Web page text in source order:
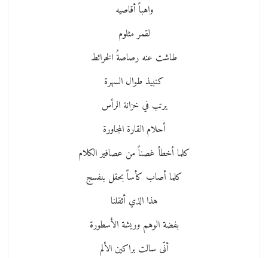
واهباً أقاصيه
لقمر مثلوم
طاشت عنه رصاصةُ الخرائط
كنبيذ طوال السهرة
يرتب في خزانة الرأس
أحلام القارة المجاورة
كلما أخطأ غصناً من عصافير الكلام
كلما أصاب كأساً بحقل بنفسج
هذا الذي أثقلنا
بفضة الوهم وريشة الأسطورة
أنّى سالت براكين الألم